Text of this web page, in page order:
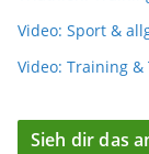
Video: Sport &
Video: Training &
Sieh dir das